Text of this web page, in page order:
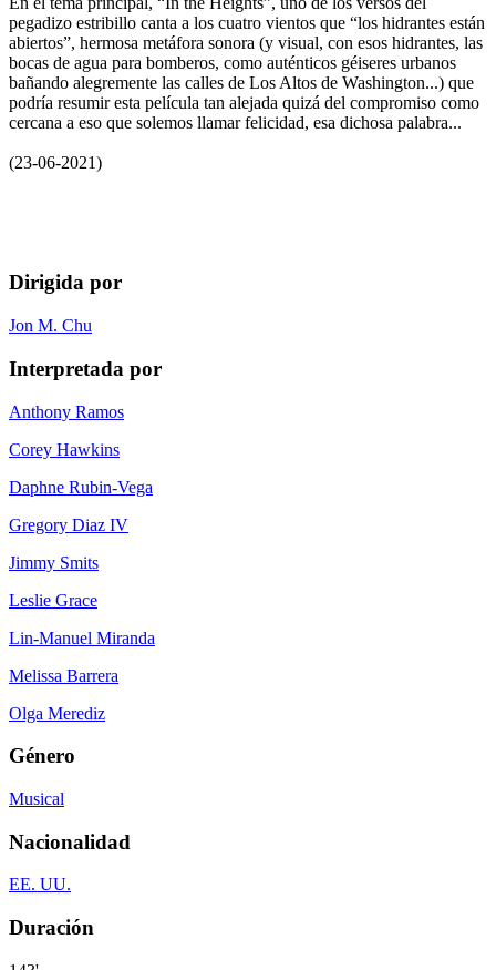
pegadizo estribillo canta a los cuatro vientos que “los hidrantes están
abiertos”, hermosa metáfora sonora (y visual, con esos hidrantes, las
bocas de agua para bomberos, como auténticos géiseres urbanos
bañando alegremente las calles de Los Altos de Washington...) que
podría resumir esta película tan alejada quizá del compromiso como
cercana a eso que solemos llamar felicidad, esa dichosa palabra...
(23-06-2021)
Dirigida por
Jon M. Chu
Interpretada por
Anthony Ramos
Corey Hawkins
Daphne Rubin-Vega
Gregory Diaz IV
Jimmy Smits
Leslie Grace
Lin-Manuel Miranda
Melissa Barrera
Olga Merediz
Género
Musical
Nacionalidad
EE. UU.
Duración